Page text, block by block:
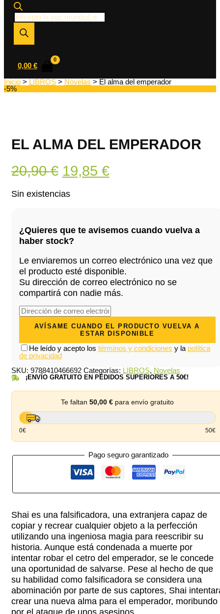
Búsqueda
de
productos
0,00 €
Inicio > LIBROS > Novelas > El alma del emperador
-5%
EL ALMA DEL EMPERADOR
20,90€ El
precio
era:
20,90 €.
19,85 €El
Sin existencias
¿Quieres que te avisemos cuando vuelva a
haber stock?
Le enviaremos un correo electrónico una vez que
el producto esté disponible.
Su dirección de correo electrónico no se
compartirá con nadie más.
He leído y acepto los términos y condiciones y la política
de privacidad
SKU: 9788410466692 Categorías: LIBROS, Novelas
¡ENVÍO GRATUITO EN PEDIDOS SUPERIORES A 50€!
Te faltan 50,00 €para envío gratuito
0€ 50€
Pago seguro garantizado
Shai es una falsificadora, una extranjera capaz de
copiar y recrear cualquier objeto a la perfección
utilizando una ingeniosa magia para reescribir su
historia. Aunque está condenada a muerte por
intentar robar el cetro del emperador, se le concede
una oportunidad de salvarse. Pese al hecho de que
su habilidad como falsificadora se considera una
abominación por parte de sus captores, Shai
crear una nueva alma para el emperador, moribundo
por el ataque de unos asesinos.